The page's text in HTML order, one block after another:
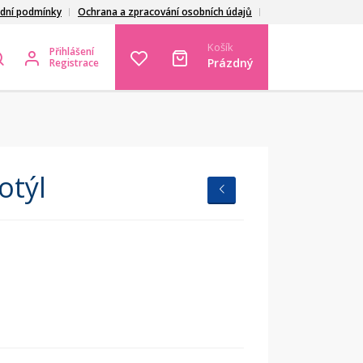
podmínky Ochrana a zpracování osobních údajů
Přihlášení
Registrace
Košík
Prázdný